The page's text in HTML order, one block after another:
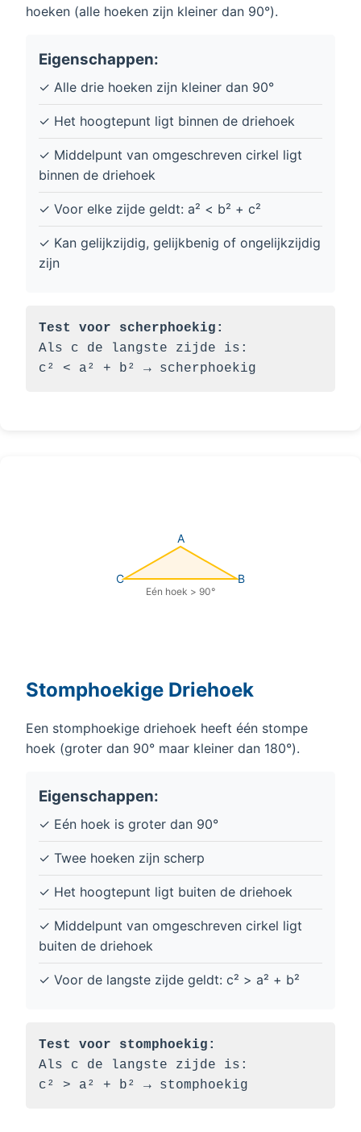
hoeken (alle hoeken zijn kleiner dan 90°).
Eigenschappen:
✓ Alle drie hoeken zijn kleiner dan 90°
✓ Het hoogtepunt ligt binnen de driehoek
✓ Middelpunt van omgeschreven cirkel ligt
binnen de driehoek
✓ Voor elke zijde geldt: a² < b² + c²
✓ Kan gelijkzijdig, gelijkbenig of ongelijkzijdig
zijn
Test voor scherphoekig:
Als c de langste zijde is:
c² < a² + b² → scherphoekig
A
B
C
Eén hoek > 90°
Stomphoekige Driehoek
Een stomphoekige driehoek heeft één stompe
hoek (groter dan 90° maar kleiner dan 180°).
Eigenschappen:
✓ Eén hoek is groter dan 90°
✓ Twee hoeken zijn scherp
✓ Het hoogtepunt ligt buiten de driehoek
✓ Middelpunt van omgeschreven cirkel ligt
buiten de driehoek
✓ Voor de langste zijde geldt: c² > a² + b²
Test voor stomphoekig:
Als c de langste zijde is:
c² > a² + b² → stomphoekig